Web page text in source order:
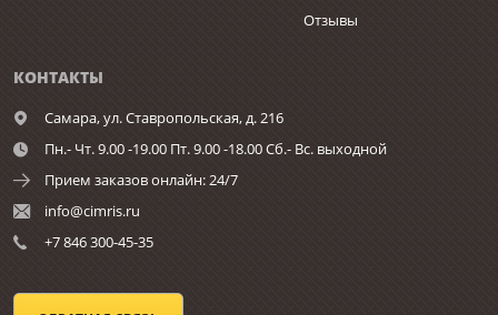
Отзывы
КОНТАКТЫ
Самара,ул. Ставропольская, д. 216
Пн.- Чт. 9.00 -19.00 Пт. 9.00 -18.00 Сб.- Вс. выходной
Прием заказов онлайн: 24/7
info@cimris.ru
+7 846 300-45-35